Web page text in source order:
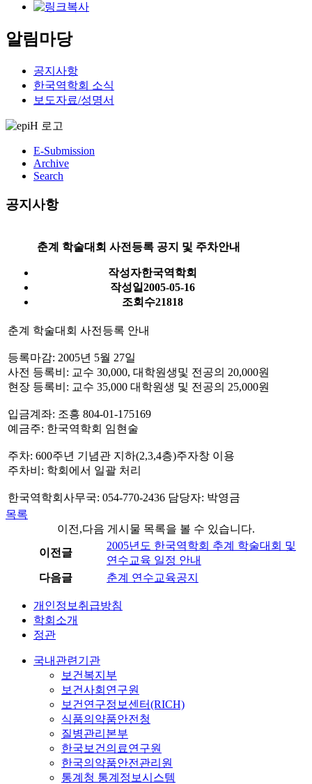
알림마당
공지사항
한국역학회 소식
보도자료/성명서
E-Submission
Archive
Search
공지사항
춘계 학술대회 사전등록 공지 및 주차안내
작성자한국역학회
작성일2005-05-16
조회수21818
춘계 학술대회 사전등록 안내
등록마감: 2005년 5월 27일
사전 등록비: 교수 30,000, 대학원생및 전공의 20,000원
현장 등록비: 교수 35,000 대학원생 및 전공의 25,000원
입금계좌: 조흥 804-01-175169
예금주: 한국역학회 임현술
주차: 600주년 기념관 지하(2,3,4층)주자창 이용
주차비: 학회에서 일괄 처리
한국역학회사무국: 054-770-2436 담당자: 박영금
목록
이전,다음 게시물 목록을 볼 수 있습니다.
이전글
2005년도 한국역학회 추계 학술대회 및
연수교육 일정 안내
다음글
춘계 연수교육공지
개인정보취급방침
학회소개
정관
국내관련기관
보건복지부
보건사회연구원
보건연구정보센터(RICH)
식품의약품안전청
질병관리본부
한국보건의료연구원
한국의약품안전관리원
통계청 통계정보시스템